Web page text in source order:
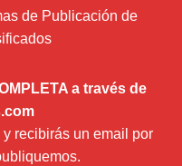
de Publicación de
a través de
y recibirás un email por